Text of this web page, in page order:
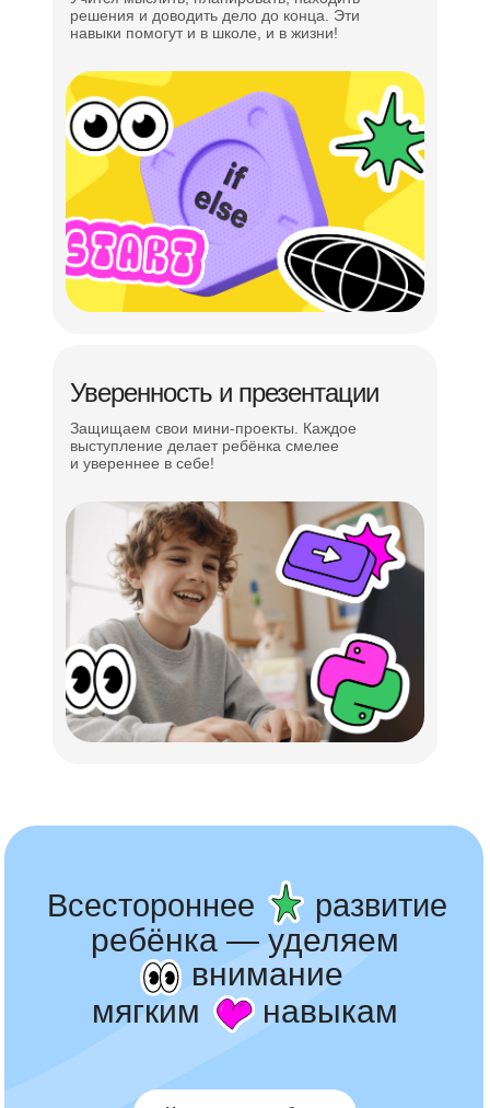
решения и доводить дело до конца. Эти
навыки помогут и в школе, и в жизни!
Уверенность и презентации
Защищаем свои мини-проекты. Каждое
выступление делает ребёнка смелее
и увереннее в себе!
Навыки эффективной коммуникации
Презентация проекта